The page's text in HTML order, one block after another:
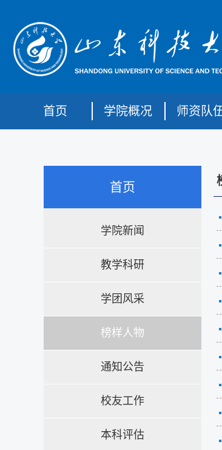
首页 学院概况 师资队
首页
学院新闻
教学科研
学团风采
榜样人物
通知公告
校友工作
本科评估